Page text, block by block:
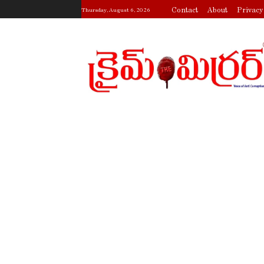
Thursday, August 6, 2026 Contact About Privacy